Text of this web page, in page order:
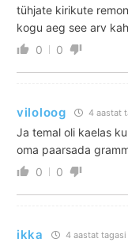
tühjate kirikute
kogu aeg see arv
0
0
viloloog 4 aastat
Ja temal oli kaelas
oma paarsada
0
0
ikka 4 aastat tagasi